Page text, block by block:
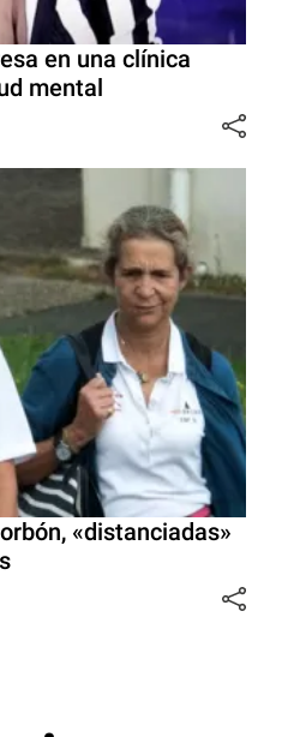
en una clínica
mental
«distanciadas»